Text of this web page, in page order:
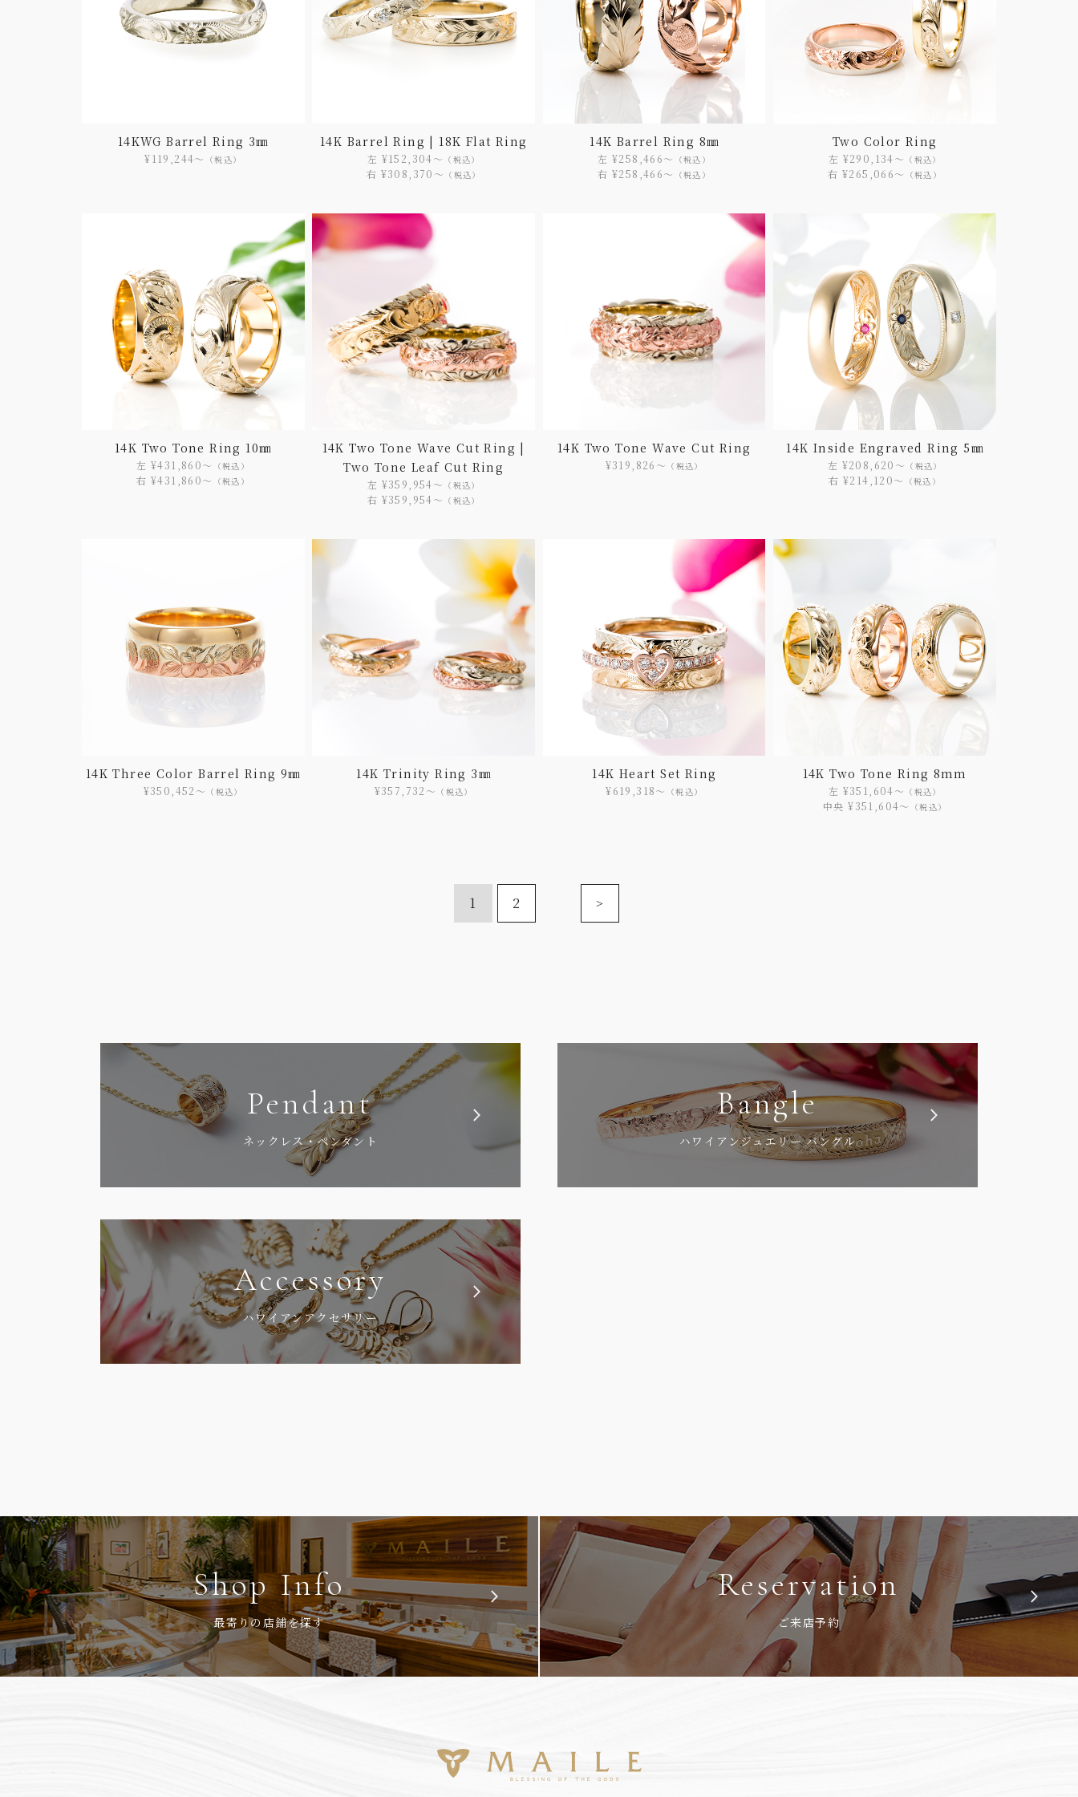
14KWG Barrel Ring 3㎜
¥119,244〜 （税込）
14K Barrel Ring | 18K Flat Ring
左 ¥152,304〜 （税込）
右 ¥308,370〜 （税込）
14K Barrel Ring 8㎜
左 ¥258,466〜 （税込）
右 ¥258,466〜 （税込）
Two Color Ring
左 ¥290,134〜 （税込）
右 ¥265,066〜 （税込）
14K Two Tone Ring 10㎜
左 ¥431,860〜 （税込）
右 ¥431,860〜 （税込）
14K Two Tone Wave Cut Ring |
Two Tone Leaf Cut Ring
左 ¥359,954〜 （税込）
右 ¥359,954〜 （税込）
14K Two Tone Wave Cut Ring
¥319,826〜 （税込）
14K Inside Engraved Ring 5㎜
左 ¥208,620〜 （税込）
右 ¥214,120〜 （税込）
14K Three Color Barrel Ring 9㎜
¥350,452〜 （税込）
14K Trinity Ring 3㎜
¥357,732〜 （税込）
14K Heart Set Ring
¥619,318〜 （税込）
14K Two Tone Ring 8mm
左 ¥351,604〜 （税込）
中央 ¥351,604〜 （税込）
1 2
Pendant
ネックレス・ペンダント
Bangle
ハワイアンジュエリー バングル
Accessory
ハワイアンアクセサリー
Shop Info
最寄りの店鋪を探す
Reservation
ご来店予約